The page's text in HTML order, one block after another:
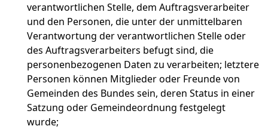
verantwortlichen Stelle, dem Auftragsverarbeiter
und den Personen, die unter der unmittelbaren
Verantwortung der verantwortlichen Stelle oder
des Auftragsverarbeiters befugt sind, die
personenbezogenen Daten zu verarbeiten; letztere
Personen können Mitglieder oder Freunde von
Gemeinden des Bundes sein, deren Status in einer
Satzung oder Gemeindeordnung festgelegt
wurde;